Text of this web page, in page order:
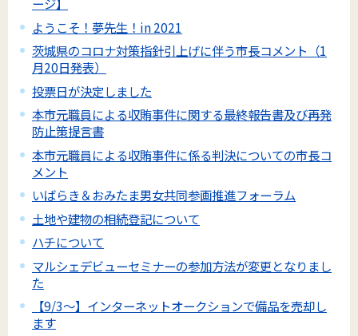
ようこそ！夢先生！in 2021
茨城県のコロナ対策指針引上げに伴う市長コメント（1
月20日発表）
投票日が決定しました
本市元職員による収賄事件に関する最終報告書及び再発
防止策提言書
本市元職員による収賄事件に係る判決についての市長コ
メント
いばらき＆おみたま男女共同参画推進フォーラム
土地や建物の相続登記について
ハチについて
マルシェデビューセミナーの参加方法が変更となりまし
た
【9/3～】インターネットオークションで備品を売却し
ます